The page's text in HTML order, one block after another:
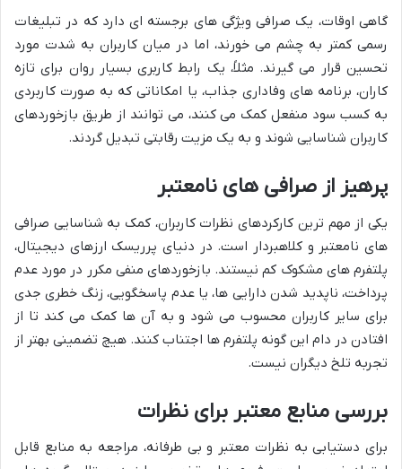
گاهی اوقات، یک صرافی ویژگی های برجسته ای دارد که در تبلیغات
رسمی کمتر به چشم می خورند، اما در میان کاربران به شدت مورد
تحسین قرار می گیرند. مثلاً، یک رابط کاربری بسیار روان برای تازه
کاران، برنامه های وفاداری جذاب، یا امکاناتی که به صورت کاربردی
به کسب سود منفعل کمک می کنند، می توانند از طریق بازخوردهای
کاربران شناسایی شوند و به یک مزیت رقابتی تبدیل گردند.
پرهیز از صرافی های نامعتبر
یکی از مهم ترین کارکردهای نظرات کاربران، کمک به شناسایی صرافی
های نامعتبر و کلاهبردار است. در دنیای پرریسک ارزهای دیجیتال،
پلتفرم های مشکوک کم نیستند. بازخوردهای منفی مکرر در مورد عدم
پرداخت، ناپدید شدن دارایی ها، یا عدم پاسخگویی، زنگ خطری جدی
برای سایر کاربران محسوب می شود و به آن ها کمک می کند تا از
افتادن در دام این گونه پلتفرم ها اجتناب کنند. هیچ تضمینی بهتر از
تجربه تلخ دیگران نیست.
بررسی منابع معتبر برای نظرات
برای دستیابی به نظرات معتبر و بی طرفانه، مراجعه به منابع قابل